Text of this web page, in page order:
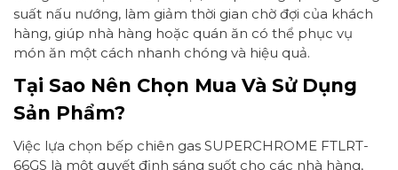
suất nấu nướng, làm giảm thời gian chờ đợi của khách
hàng, giúp nhà hàng hoặc quán ăn có thể phục vụ
món ăn một cách nhanh chóng và hiệu quả.
Tại Sao Nên Chọn Mua Và Sử Dụng
Sản Phẩm?
Việc lựa chọn bếp chiên gas SUPERCHROME FTLRT-
66GS là một quyết định sáng suốt cho các nhà hàng,